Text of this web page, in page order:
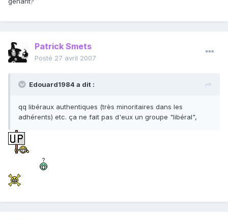
Patrick Smets
Posté 27 avril 2007
Edouard1984 a dit :
qq libéraux authentiques (très minoritaires dans les
adhérents) etc. ça ne fait pas d'eux un groupe "libéral",